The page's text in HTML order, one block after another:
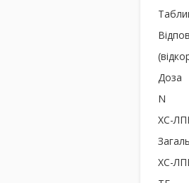
Доза
N
ХС-
ХС-